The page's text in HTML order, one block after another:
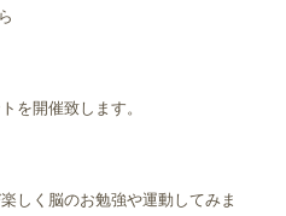
を開催致します。
しく脳のお勉強や運動してみま